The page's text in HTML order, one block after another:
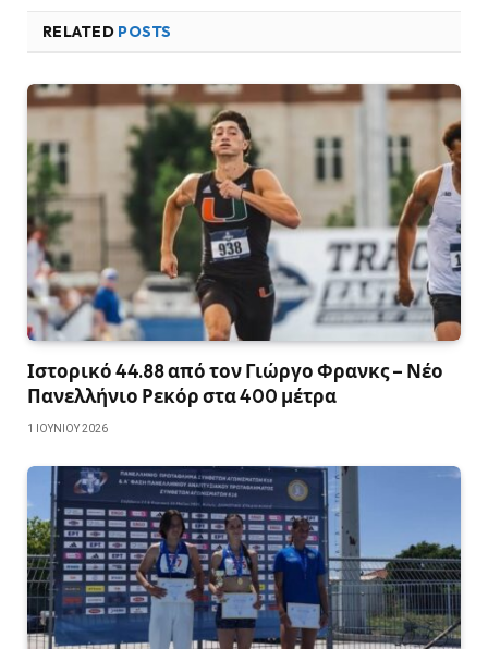
RELATED POSTS
Ιστορικό 44.88 από τον Γιώργο Φρανκς – Νέο
Πανελλήνιο Ρεκόρ στα 400 μέτρα
1 ΙΟΥΝΊΟΥ 2026